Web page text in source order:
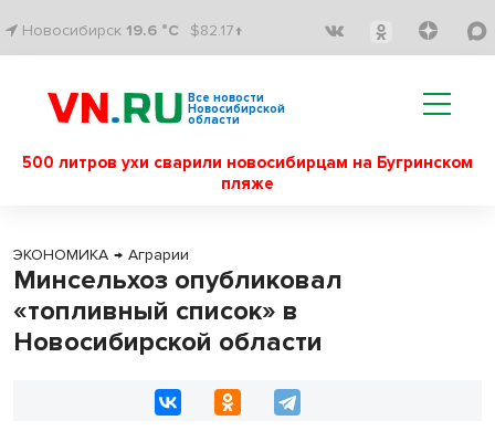
Новосибирск 19.6 °C $82.17↑
Все новости
Новосибирской
области
500 литров ухи сварили новосибирцам на Бугринском
пляже
ЭКОНОМИКА → Аграрии
Минсельхоз опубликовал
«топливный список» в
Новосибирской области